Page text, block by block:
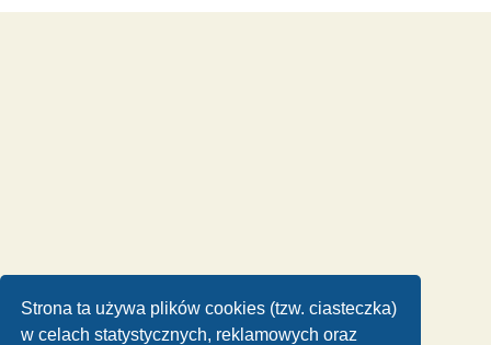
Strona ta używa plików cookies (tzw. ciasteczka)
w celach statystycznych, reklamowych oraz